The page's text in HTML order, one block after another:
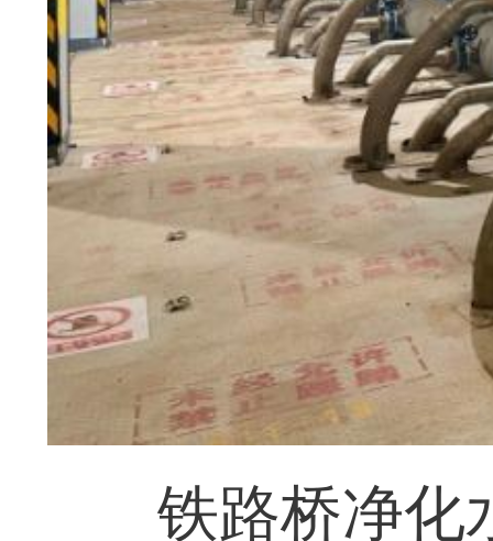
铁路桥净化